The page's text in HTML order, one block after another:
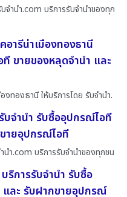
จํานํา.com บริการรับจำนำของทุก
ารีน่าเมืองทองธานี
ขายของหลุดจำนำ และ
ทองธานี ให้บริการโดย รับจํานํา.
บจำนำ รับซื้ออุปกรณ์ไอที
ายอุปกรณ์ไอที
นํา.com บริการรับจำนำของทุกชน
การรับจำนำ รับซื้อ
ละ รับฝากขายอุปกรณ์